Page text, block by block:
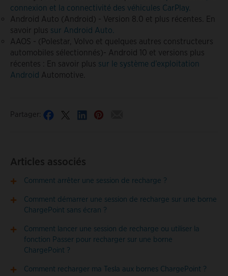
connexion et la connectivité des véhicules CarPlay.
Android Auto (Android) - Version 8.0 et plus récentes. En
savoir plus sur Android Auto.
AAOS - (Polestar, Volvo et quelques autres constructeurs
automobiles sélectionnés)- Android 10 et versions plus
récentes : En savoir plus sur le système d’exploitation
Android Automotive.
Partager:
Articles associés
Comment arrêter une session de recharge ?
Comment démarrer une session de recharge sur une borne
ChargePoint sans écran ?
Comment lancer une session de recharge ou utiliser la
fonction Passer pour recharger sur une borne
ChargePoint ?
Comment recharger ma Tesla aux bornes ChargePoint ?